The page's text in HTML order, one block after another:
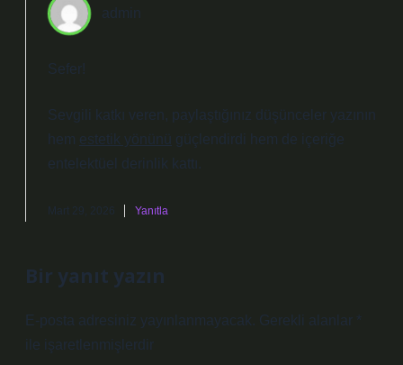
admin
Sefer!
Sevgili katkı veren, paylaştığınız düşünceler yazının
hem estetik yönünü
güçlendirdi hem de içeriğe
entelektüel derinlik kattı.
Mart 29, 2026 Yanıtla
Bir yanıt yazın
E-posta adresiniz yayınlanmayacak. Gerekli alanlar *
ile işaretlenmişlerdir